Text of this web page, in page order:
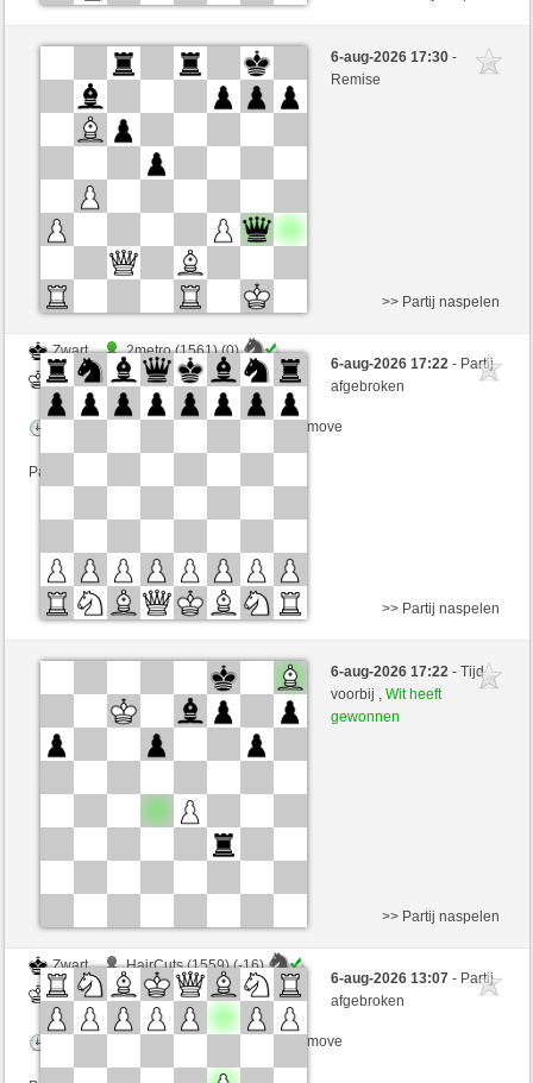
Wit
2metro (1561) (-16)
Lakaz (1568) (+16)
Speelduur: 5 minutes/side + 0 seconds/move
Partij telt mee voor de ranglijst
6-aug-2026 17:30-
Remise
Zwart
2metro (1561) (0)
Wit
Lakaz (1568) (0)
Speelduur: 5 minutes/side + 0 seconds/move
Partij telt mee voor de ranglijst
>> Partij naspelen
6-aug-2026 17:22- Partij
afgebroken
Zwart
shiduj (1751)
Lakaz (1552)
Speelduur: 3 minutes/side + 0 seconds/move
>> Partij naspelen
6-aug-2026 17:22- Tijd
voorbij ,Wit heeft
gewonnen
Zwart
HairCuts (1559) (-16)
Wit
Lakaz (1552) (+16)
Speelduur: 3 minutes/side + 0 seconds/move
>> Partij naspelen
6-aug-2026 13:07- Partij
afgebroken